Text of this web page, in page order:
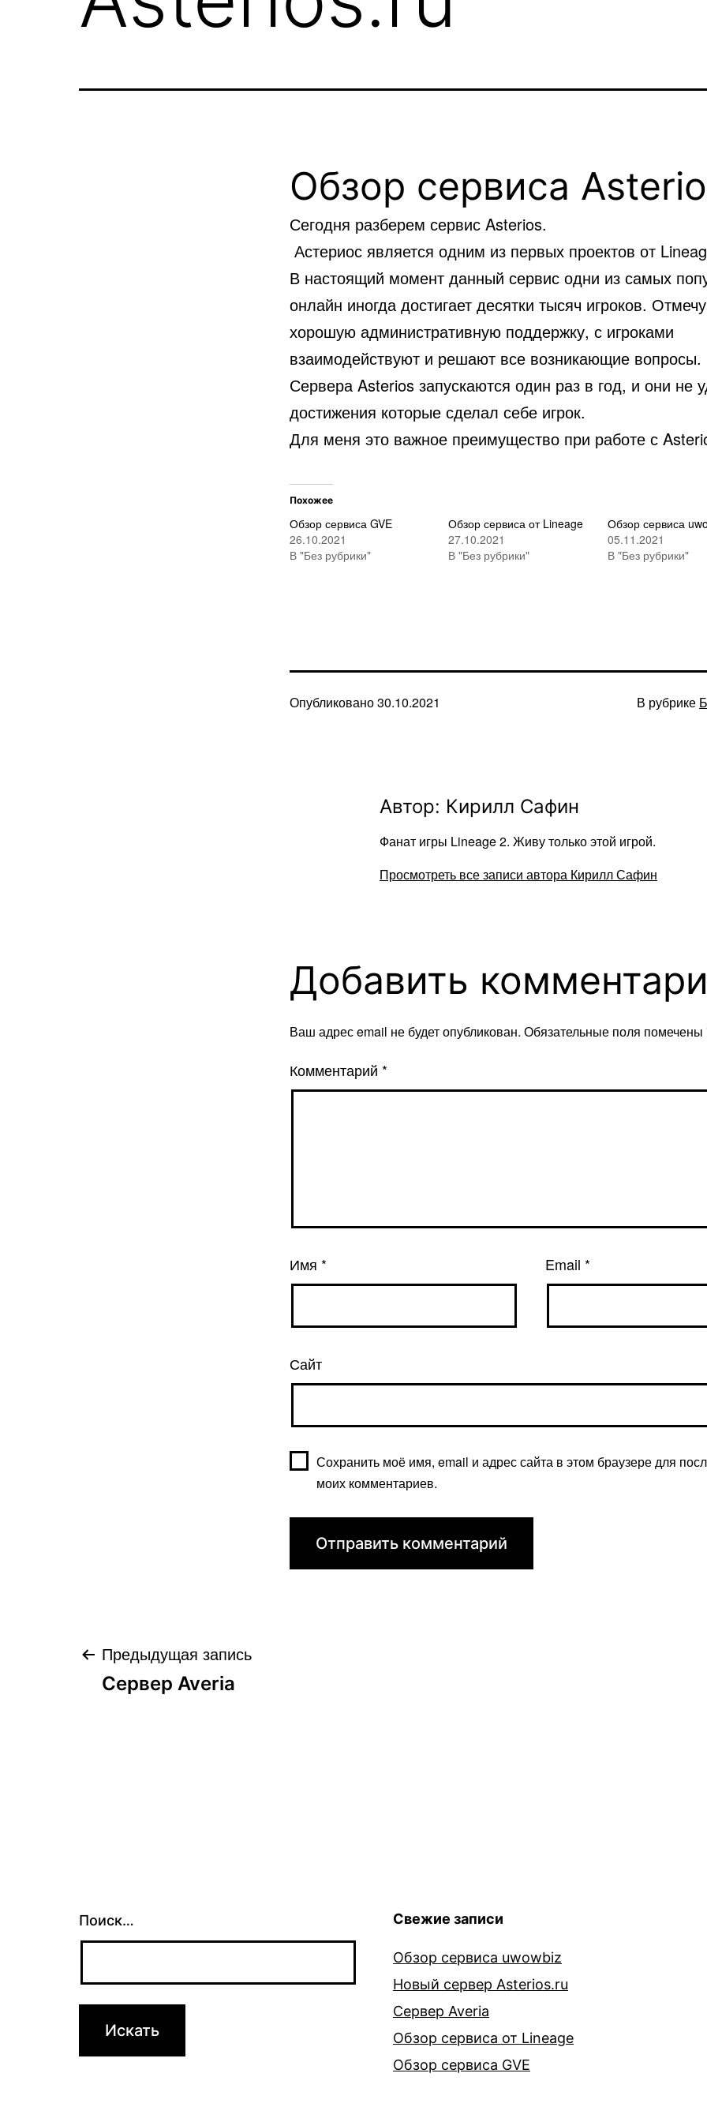
Обзор сервиса
Сегодня разберем сервис Asterios.
Астериос является одним из первых проектов от
В настоящий момент данный сервис одни из самых
онлайн иногда достигает десятки тысяч игроков. Отмечу
хорошую административную поддержку, с игроками
взаимодействуют и решают все возникающие вопросы.
Сервера Asterios запускаются один раз в год, и они не
достижения которые сделал себе игрок.
Для меня это важное преимущество при работе с
Похожее
Обзор сервиса GVE
26.10.2021
В "Без рубрики"
Обзор сервиса от Lineage
27.10.2021
В "Без рубрики"
Обзор сервиса
05.11.2021
В "Без рубрики"
Опубликовано30.10.2021 В рубрике
Автор: Кирилл Сафин
Фанат игры Lineage 2. Живу только этой игрой.
Просмотреть все записи автора Кирилл Сафин
Добавить
Ваш адрес email не будет опубликован. Обязательные поля помечены
Комментарий *
Имя * Email *
Сайт
Сохранить моё имя, email и адрес сайта в этом браузере для
моих комментариев.
Навигация
Предыдущая запись
Сервер Averia
Поиск… Свежие записи
Обзор сервиса uwowbiz
Новый сервер Asterios.ru
Сервер Averia
Обзор сервиса от Lineage
Обзор сервиса GVE